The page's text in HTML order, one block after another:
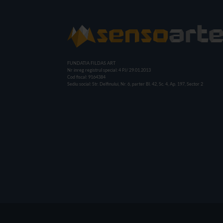
FUNDATIA FILDAS ART
Nr inreg registrul special: 4 PJ/ 29.01.2013
Cod fiscal: 9164384
Sediu social: Str. Delfinului, Nr. 6, parter Bl. 42, Sc. 4, Ap. 197, Sector 2